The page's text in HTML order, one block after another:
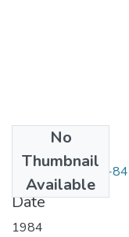
No
Thumbnail
Available
2228-05-001-
Date
1984